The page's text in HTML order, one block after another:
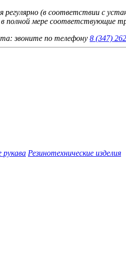
регулярно (в соответствии с
полной мере соответствующие
звоните по телефону 8 (347)
Резинотехнические изделия